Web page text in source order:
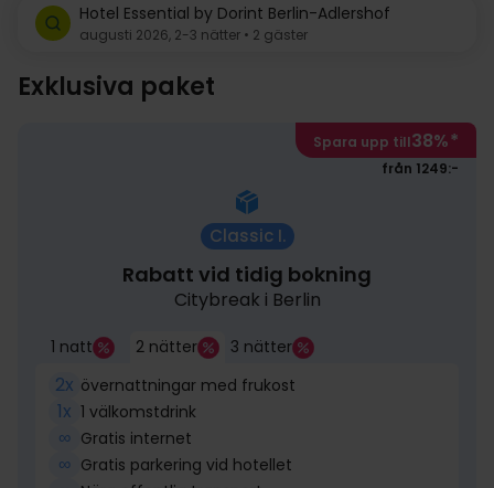
Hotel Essential by Dorint Berlin-Adlershof
augusti 2026, 2-3 nätter • 2 gäster
Exklusiva paket
Spara upp till38%*
från 1249:-
Classic I.
Rabatt vid tidig bokning
Citybreak i Berlin
1 natt 2 nätter 3 nätter
2x övernattningar med frukost
1x 1 välkomstdrink
∞ Gratis internet
∞ Gratis parkering vid hotellet